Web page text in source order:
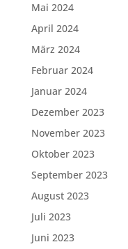
Mai 2024
April 2024
März 2024
Februar 2024
Januar 2024
Dezember 2023
November 2023
Oktober 2023
September 2023
August 2023
Juli 2023
Juni 2023